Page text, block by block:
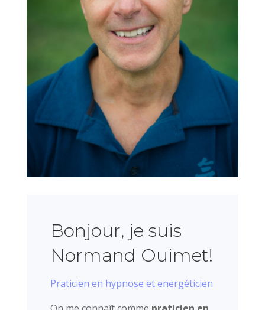
Bonjour, je suis
Normand Ouimet!
Praticien en hypnose et energéticien